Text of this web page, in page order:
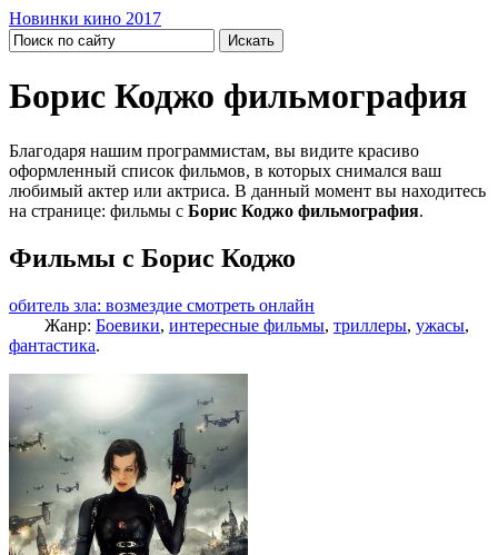
Новинки кино 2017
Борис Коджо фильмография
Благодаря нашим программистам, вы видите красиво
оформленный список фильмов, в которых снимался ваш
любимый актер или актриса. В данный момент вы находитесь
на странице: фильмы с Борис Коджо фильмография.
Фильмы с Борис Коджо
обитель зла: возмездие смотреть онлайн
Жанр: Боевики, интересные фильмы, триллеры, ужасы,
фантастика.